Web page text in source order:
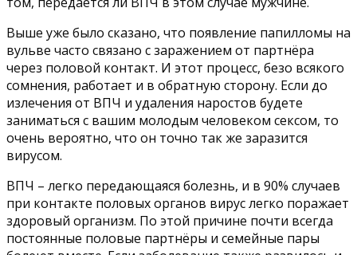
Выше уже было сказано, что появление папилломы на
вульве часто связано с заражением от партнёра
через половой контакт. И этот процесс, безо всякого
сомнения, работает и в обратную сторону. Если до
излечения от ВПЧ и удаления наростов будете
заниматься с вашим молодым человеком сексом, то
очень вероятно, что он точно так же заразится
вирусом.
ВПЧ – легко передающаяся болезнь, и в 90% случаев
при контакте половых органов вирус легко поражает
здоровый организм. По этой причине почти всегда
постоянные половые партнёры и семейные пары